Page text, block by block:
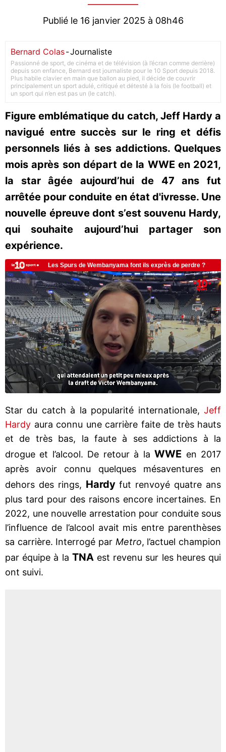
Publié le 16 janvier 2025 à 08h46
Bernard Colas-Journaliste
Passionné de sport, de cinéma et de télévision (à l’écran comme derrière)
depuis son enfance, Bernard est journaliste pour le 10 Sport depuis 2018.
Plus habile clavier en main que ballon au pied, il décide de couvrir
principalement un sport adulé, critiqué et détesté à la fois (le football) et
un sport qui n’en est pas un (le catch).
Figure emblématique du catch, Jeff Hardy a
navigué entre succès sur le ring et défis
personnels liés à ses addictions. Quelques
mois après son départ de la WWE en 2021,
la star âgée aujourd’hui de 47 ans fut
arrêtée pour conduite en état d'ivresse. Une
nouvelle épreuve dont s’est souvenu Hardy,
qui souhaite aujourd’hui partager son
expérience.
Star du catch à la popularité internationale, Jeff
Hardy aura connu une carrière faite de très hauts
et de très bas, la faute à ses addictions à la
drogue et l’alcool. De retour à laWWE en 2017
après avoir connu quelques mésaventures en
dehors des rings, Hardyfut renvoyé quatre ans
plus tard pour des raisons encore incertaines. En
2022, une nouvelle arrestation pour conduite sous
l’influence de l’alcool avait mis entre parenthèses
sa carrière. Interrogé par Metro, l’actuel champion
par équipe à la TNA est revenu sur les heures qui
ont suivi.